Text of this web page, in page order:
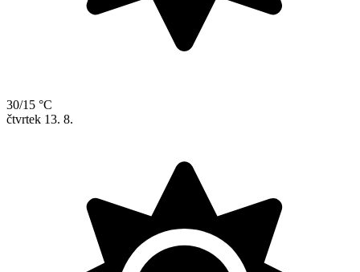
30/15 °C
čtvrtek 13. 8.